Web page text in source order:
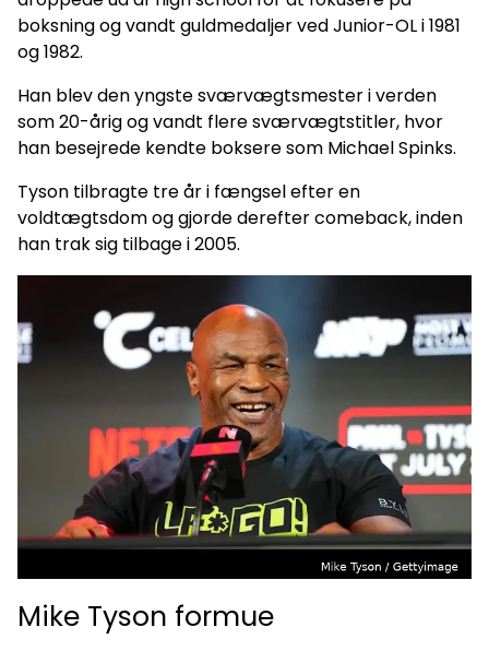
boksning og vandt guldmedaljer ved Junior-OL i 1981
og 1982.
Han blev den yngste sværvægtsmester i verden
som 20-årig og vandt flere sværvægtstitler, hvor
han besejrede kendte boksere som Michael Spinks.
Tyson tilbragte tre år i fængsel efter en
voldtægtsdom og gjorde derefter comeback, inden
han trak sig tilbage i 2005.
Mike Tyson formue